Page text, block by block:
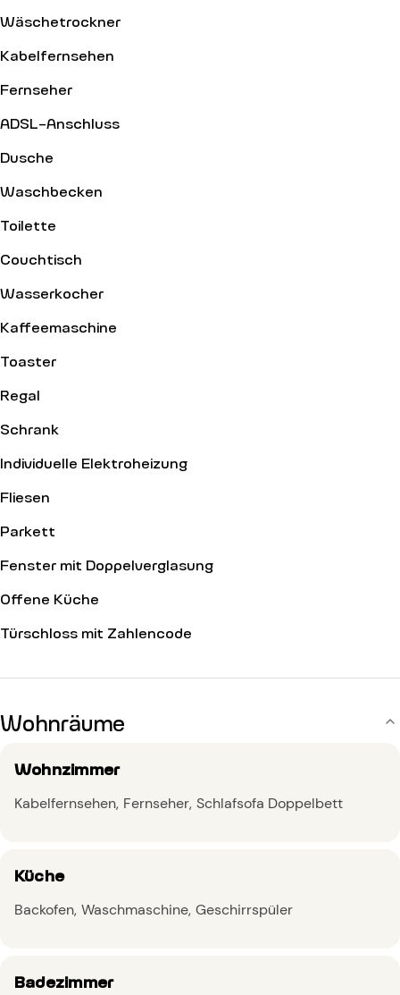
Wäschetrockner
Kabelfernsehen
Fernseher
ADSL-Anschluss
Dusche
Waschbecken
Toilette
Couchtisch
Wasserkocher
Kaffeemaschine
Toaster
Regal
Schrank
Individuelle Elektroheizung
Fliesen
Parkett
Fenster mit Doppelverglasung
Offene Küche
Türschloss mit Zahlencode
Wohnräume
Wohnzimmer
Kabelfernsehen Fernseher Schlafsofa Doppelbett
Küche
Backofen Waschmaschine Geschirrspüler
Badezimmer